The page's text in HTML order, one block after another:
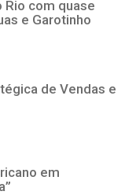
Rio com quase
e Garotinho
de Vendas e
em